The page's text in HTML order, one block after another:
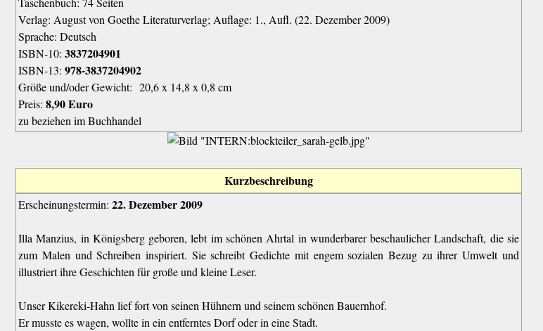
Verlag: August von Goethe Literaturverlag; Auflage: 1., Aufl. (22. Dezember 2009)
Sprache: Deutsch
ISBN-10:3837204901
ISBN-13:978-3837204902
Größe und/oder Gewicht: 20,6 x 14,8 x 0,8 cm
Preis:8,90 Euro
zu beziehen im Buchhandel
Kurzbeschreibung
Erscheinungstermin:22. Dezember 2009
Illa Manzius, in Königsberg geboren, lebt im schönen Ahrtal in wunderbarer beschaulicher Landschaft, die sie
zum Malen und Schreiben inspiriert. Sie schreibt Gedichte mit engem sozialen Bezug zu ihrer Umwelt und
illustriert ihre Geschichten für große und kleine Leser.
Unser Kikereki-Hahn lief fort von seinen Hühnern und seinem schönen Bauernhof.
Er musste es wagen, wollte in ein entferntes Dorf oder in eine Stadt.